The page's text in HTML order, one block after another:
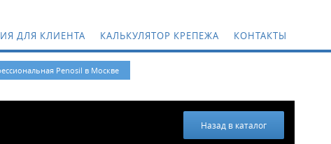
ДЛЯ КЛИЕНТА КАЛЬКУЛЯТОР КРЕПЕЖА КОНТАКТЫ
Penosil в Москве
Назад в каталог